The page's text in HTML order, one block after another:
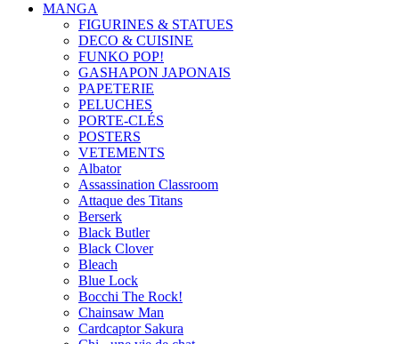
MANGA
FIGURINES & STATUES
DECO & CUISINE
FUNKO POP!
GASHAPON JAPONAIS
PAPETERIE
PELUCHES
PORTE-CLÉS
POSTERS
VETEMENTS
Albator
Assassination Classroom
Attaque des Titans
Berserk
Black Butler
Black Clover
Bleach
Blue Lock
Bocchi The Rock!
Chainsaw Man
Cardcaptor Sakura